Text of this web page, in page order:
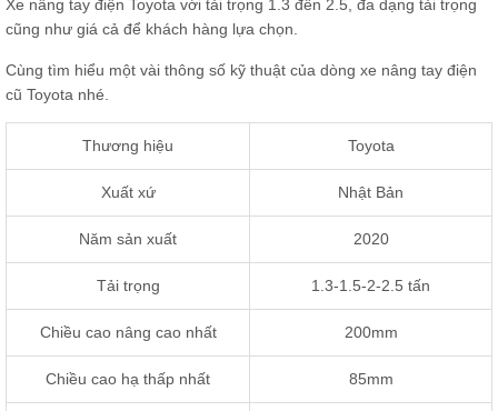
Xe nâng tay điện Toyota với tải trọng 1.3 đến 2.5, đa dạng tải trọng
cũng như giá cả để khách hàng lựa chọn.
Cùng tìm hiểu một vài thông số kỹ thuật của dòng xe nâng tay điện
cũ Toyota nhé.
Thương hiệu Toyota
Xuất xứ Nhật Bản
Năm sản xuất 2020
Tải trọng 1.3-1.5-2-2.5 tấn
Chiều cao nâng cao nhất 200mm
Chiều cao hạ thấp nhất 85mm